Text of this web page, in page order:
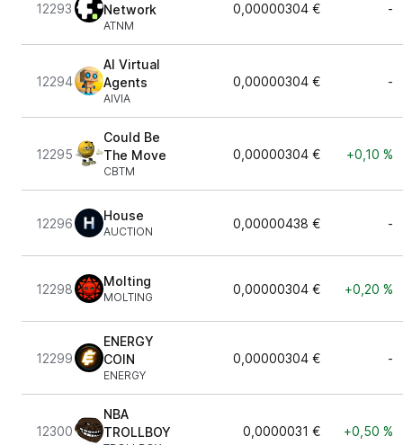
12293
Network
ATNM
0,00000304 € -
12294
AI Virtual
Agents
AIVIA
0,00000304 € -
12295
Could Be
The Move
CBTM
0,00000304 € +0,10 %
12296
House
AUCTION
0,00000438 € -
12298
Molting
MOLTING
0,00000304 € +0,20 %
12299
ENERGY
COIN
ENERGY
0,00000304 € -
12300
NBA
TROLLBOY
0,0000031 € +0,50 %